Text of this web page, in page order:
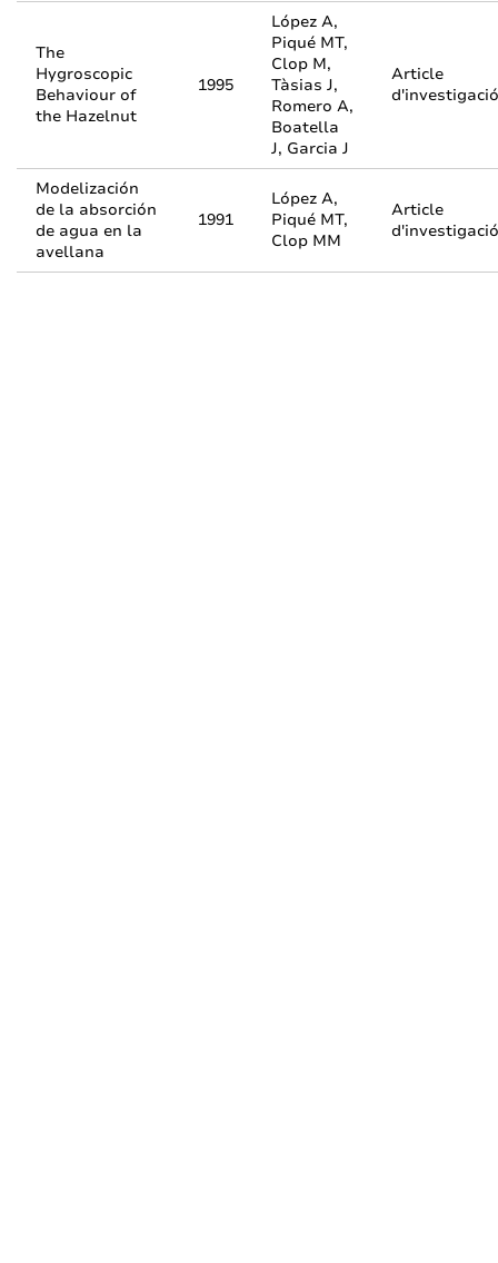
The
Hygroscopic
Behaviour of
the Hazelnut
1995
López A,
Piqué MT,
Clop M,
Tàsias J,
Romero A,
Boatella
J, Garcia J
Article
d'investigació
Modelización
de la absorción
de agua en la
avellana
1991
López A,
Piqué MT,
Clop MM
Article
d'investigació